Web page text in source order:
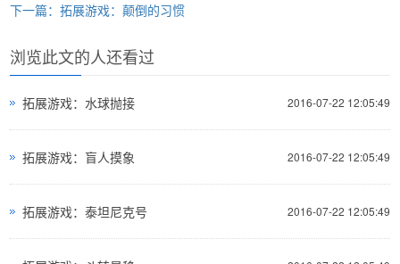
下一篇：拓展游戏：颠倒的习惯
浏览此文的人还看过
2016-07-22 12:05:49
拓展游戏：水球抛接
2016-07-22 12:05:49
拓展游戏：盲人摸象
2016-07-22 12:05:49
拓展游戏：泰坦尼克号